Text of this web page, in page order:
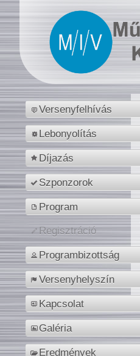
Versenyfelhívás
Lebonyolítás
Díjazás
Szponzorok
Program
Regisztráció
Programbizottság
Versenyhelyszín
Kapcsolat
Galéria
Eredmények